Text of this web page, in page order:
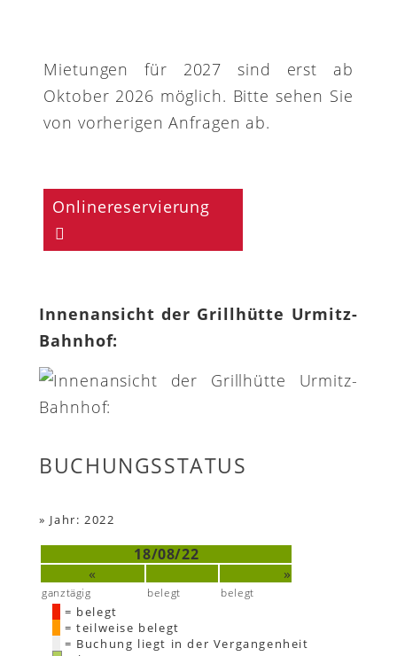
Mietungen für 2027 sind erst ab
Oktober 2026 möglich. Bitte sehen Sie
von vorherigen Anfragen ab.
Onlinereservierung
Innenansicht der Grillhütte Urmitz-
Bahnhof:
BUCHUNGSSTATUS
» Jahr: 2022
18/08/22
«
»
ganztägig belegt belegt
= belegt
= teilweise belegt
= Buchung liegt in der Vergangenheit